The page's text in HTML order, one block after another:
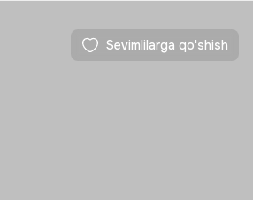
Sevimlilarga qo'shish